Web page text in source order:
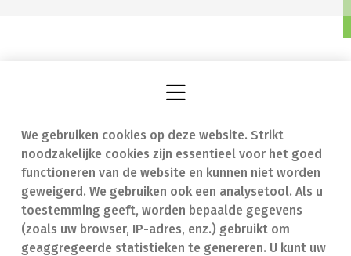
We gebruiken cookies op deze website. Strikt
noodzakelijke cookies zijn essentieel voor het goed
functioneren van de website en kunnen niet worden
geweigerd. We gebruiken ook een analysetool. Als u
toestemming geeft, worden bepaalde gegevens
(zoals uw browser, IP-adres, enz.) gebruikt om
geaggregeerde statistieken te genereren. U kunt uw
Vind een apotheek
Onze expertise
Ziekten
Geneesmiddelen
In geval van nood
Contact
Veelgestelde vragen
(FAQ)